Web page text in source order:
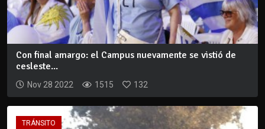
Con final amargo: el Campus nuevamente se vistió de
cesleste...
Nov 28 2022 1515 132
TRÁNSITO